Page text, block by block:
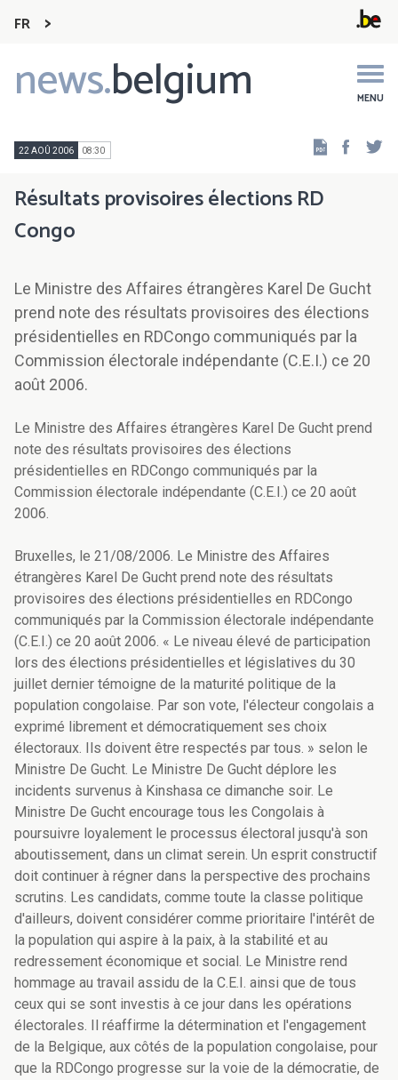
FR
news.belgium MENU
Main
navigation
22 AOÛ 2006 08:30
Résultats provisoires élections RD
Congo
Le Ministre des Affaires étrangères Karel De Gucht
prend note des résultats provisoires des élections
présidentielles en RDCongo communiqués par la
Commission électorale indépendante (C.E.I.) ce 20
août 2006.
Le Ministre des Affaires étrangères Karel De Gucht prend
note des résultats provisoires des élections
présidentielles en RDCongo communiqués par la
Commission électorale indépendante (C.E.I.) ce 20 août
2006.
Bruxelles, le 21/08/2006. Le Ministre des Affaires
étrangères Karel De Gucht prend note des résultats
provisoires des élections présidentielles en RDCongo
communiqués par la Commission électorale indépendante
(C.E.I.) ce 20 août 2006. « Le niveau élevé de participation
lors des élections présidentielles et législatives du 30
juillet dernier témoigne de la maturité politique de la
population congolaise. Par son vote, l'électeur congolais a
exprimé librement et démocratiquement ses choix
électoraux. Ils doivent être respectés par tous. » selon le
Ministre De Gucht. Le Ministre De Gucht déplore les
incidents survenus à Kinshasa ce dimanche soir. Le
Ministre De Gucht encourage tous les Congolais à
poursuivre loyalement le processus électoral jusqu'à son
aboutissement, dans un climat serein. Un esprit constructif
doit continuer à régner dans la perspective des prochains
scrutins. Les candidats, comme toute la classe politique
d'ailleurs, doivent considérer comme prioritaire l'intérêt de
la population qui aspire à la paix, à la stabilité et au
redressement économique et social. Le Ministre rend
hommage au travail assidu de la C.E.I. ainsi que de tous
ceux qui se sont investis à ce jour dans les opérations
électorales. Il réaffirme la détermination et l'engagement
de la Belgique, aux côtés de la population congolaise, pour
que la RDCongo progresse sur la voie de la démocratie, de